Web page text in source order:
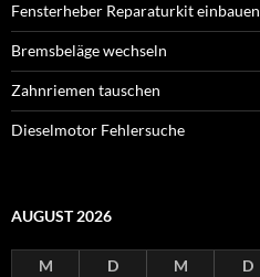
Fensterheber Reparaturkit einbauen
Bremsbeläge wechseln
Zahnriemen tauschen
Dieselmotor Fehlersuche
AUGUST 2026
M D M D